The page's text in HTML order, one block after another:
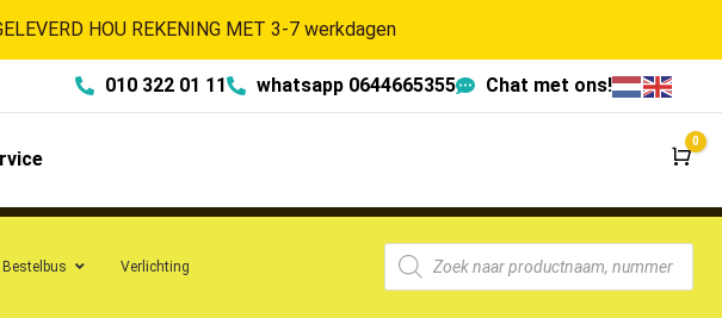
HOU REKENING MET 3-7 werkdagen
010 322 01 11 whatsapp 0644665355 Chat met ons!
0
Bestelbus Verlichting